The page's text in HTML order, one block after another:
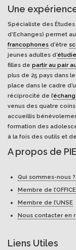
Une
Spécialiste des Études
d’Echanges) permet
francophones d’être
jeunes adultes d’
filles de partir au pair
plus de 25 pays dans
place dans le cadre
réciprocité de l’
venus des quatre
accueillis
formation des
à la fois des outils et
A propos de PIE
Qui sommes-nous ?
Membre de l’OFFICE
Membre de l’UNSE
Nous contacter en
Liens Utiles